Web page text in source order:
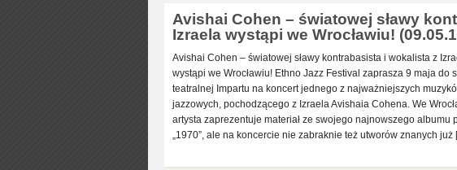
Avishai Cohen – światowej sławy
Izraela wystąpi we Wrocławiu!
Avishai Cohen – światowej sławy kontrabasista i wokalista z
wystąpi we Wrocławiu! Ethno Jazz Festival zaprasza 9 maja do
teatralnej Impartu na koncert jednego z najważniejszych
jazzowych, pochodzącego z Izraela Avishaia Cohena. We
artysta zaprezentuje materiał ze swojego najnowszego albumu
„1970”, ale na koncercie nie zabraknie też utworów znanych